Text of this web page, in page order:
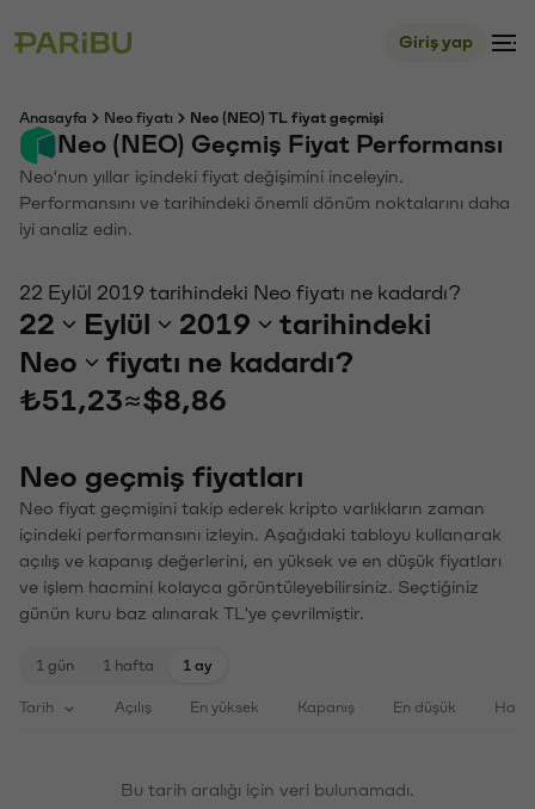
Giriş yap
Anasayfa Neo fiyatı Neo (NEO) TL fiyat geçmişi
Neo (NEO) Geçmiş Fiyat Performansı
Neo'nun yıllar içindeki fiyat değişimini inceleyin.
Performansını ve tarihindeki önemli dönüm noktalarını daha
iyi analiz edin.
22 Eylül 2019 tarihindeki Neo fiyatı ne kadardı?
22 Eylül 2019
tarihindeki
Neo
fiyatı ne kadardı?
₺51,23≈$8,86
Neo geçmiş fiyatları
Neo fiyat geçmişini takip ederek kripto varlıkların zaman
içindeki performansını izleyin. Aşağıdaki tabloyu kullanarak
açılış ve kapanış değerlerini, en yüksek ve en düşük fiyatları
ve işlem hacmini kolayca görüntüleyebilirsiniz. Seçtiğiniz
günün kuru baz alınarak TL'ye çevrilmiştir.
1 gün 1 hafta 1 ay
Tarih Açılış En yüksek Kapanış En düşük
Bu tarih aralığı için veri bulunamadı.